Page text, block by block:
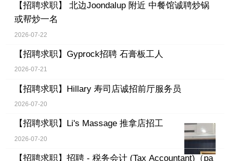
【招聘求职】
北边Joondalup 附近 中餐馆诚聘炒锅
或帮炒一名
2026-07-22
【招聘求职】 Gyprock招聘 石膏板工人
2026-07-21
【招聘求职】 Hillary 寿司店诚招前厅服务员
2026-07-20
【招聘求职】 Li's Massage 推拿店招工
2026-07-20
【招聘求职】 招聘 - 税务会计 (Tax Accountant)（pa